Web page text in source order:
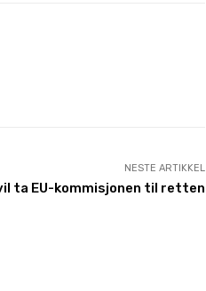
NESTE ARTIKKEL
ta EU-kommisjonen til retten